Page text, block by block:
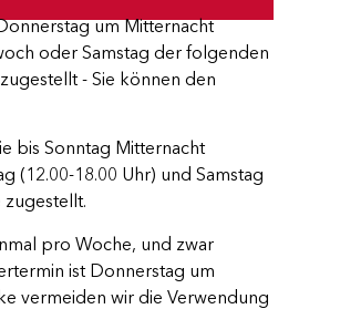
um Mitternacht
oder Samstag der folgenden
- Sie können den
bis Sonntag Mitternacht
(12.00-18.00 Uhr) und Samstag
zugestellt.
pro Woche, und zwar
ist Donnerstag um
vermeiden wir die Verwendung